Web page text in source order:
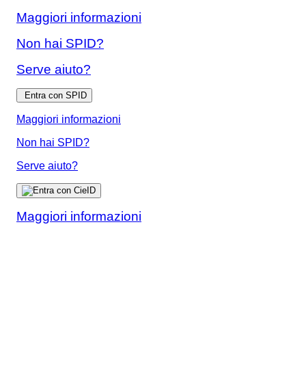
Maggiori informazioni
Non hai SPID?
Serve aiuto?
Entra con SPID
Maggiori informazioni
Non hai SPID?
Serve aiuto?
Maggiori informazioni